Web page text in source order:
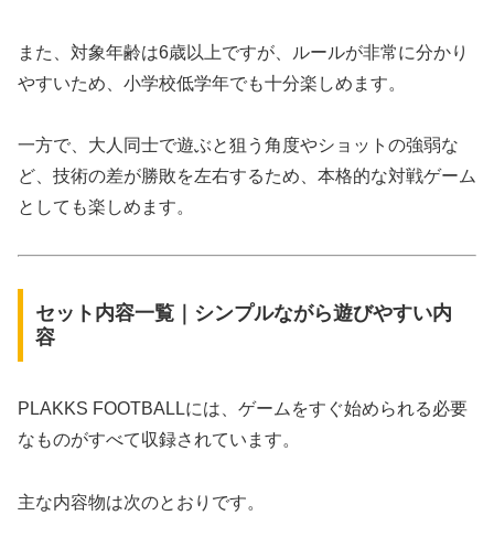
また、対象年齢は6歳以上ですが、ルールが非常に分かり
やすいため、小学校低学年でも十分楽しめます。
一方で、大人同士で遊ぶと狙う角度やショットの強弱な
ど、技術の差が勝敗を左右するため、本格的な対戦ゲーム
としても楽しめます。
セット内容一覧｜シンプルながら遊びやすい内
容
PLAKKS FOOTBALLには、ゲームをすぐ始められる必要
なものがすべて収録されています。
主な内容物は次のとおりです。